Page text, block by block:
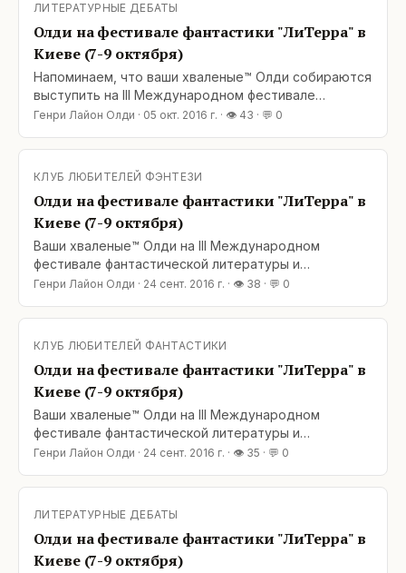
Поэтический вечер | Зал 1 этажа 8 октября,
ЛИТЕРАТУРНЫЕ ДЕБАТЫ
Олди на фестивале фантастики "ЛиТерра" в
Киеве (7-9 октября)
Напоминаем, что ваши хваленые™ Олди собираются
выступить на III Международном фестивале
фантастической литературы и вымышленных миров
истории Киева, ул. Богдана Хмельницкого 7, возле
ст. метро «Театральная»): 7 октября, 19:00 – 21:00
Поэтический вечер | Зал 1 этажа 8 октября,
Генри Лайон Олди · 05 окт. 2016 г. · 👁 43 · 💬 0
КЛУБ ЛЮБИТЕЛЕЙ ФЭНТЕЗИ
Олди на фестивале фантастики "ЛиТерра" в
Киеве (7-9 октября)
Ваши хваленые™ Олди на III Международном
фестивале фантастической литературы и
вымышленных миров LiTerra Con (Киев, 7-9 октября
Хмельницкого 7, возле ст. метро «Театральная»): 7
октября, 19:00 – 21:00 Поэтический вечер | Зал 1
этажа 8 октября, 16:00 – 17:00 Предпрезентация
Генри Лайон Олди · 24 сент. 2016 г. · 👁 38 · 💬 0
КЛУБ ЛЮБИТЕЛЕЙ ФАНТАСТИКИ
Олди на фестивале фантастики "ЛиТерра" в
Киеве (7-9 октября)
Ваши хваленые™ Олди на III Международном
фестивале фантастической литературы и
вымышленных миров LiTerra Con (Киев, 7-9 октября
Хмельницкого 7, возле ст. метро «Театральная»): 7
этажа 8 октября, 16:00 – 17:00 Предпрезентация
Генри Лайон Олди · 24 сент. 2016 г. · 👁 35 · 💬 0
ЛИТЕРАТУРНЫЕ ДЕБАТЫ
Олди на фестивале фантастики "ЛиТерра" в
Киеве (7-9 октября)